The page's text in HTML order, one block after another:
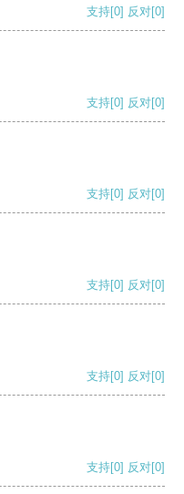
支持[0] 反对[0]
支持[0] 反对[0]
支持[0] 反对[0]
支持[0] 反对[0]
支持[0] 反对[0]
支持[0] 反对[0]